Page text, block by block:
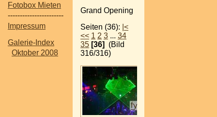
Fotobox Mieten
-----------------------
Impressum
Galerie-Index
Oktober 2008
Grand Opening
Seiten (36): |<
<< 1 2 3 ... 34
35 [36]
(Bild
316/316)